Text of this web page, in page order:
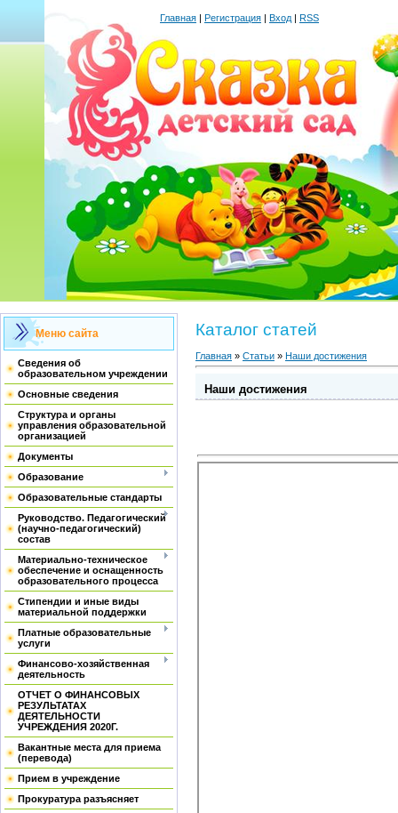
Главная | Регистрация | Вход | RSS
Меню сайта
Сведения об
образовательном учреждении
Основные сведения
Структура и органы
управления образовательной
организацией
Документы
Образование
Образовательные стандарты
Руководство. Педагогический
(научно-педагогический)
состав
Материально-техническое
обеспечение и оснащенность
образовательного процесса
Стипендии и иные виды
материальной поддержки
Платные образовательные
услуги
Финансово-хозяйственная
деятельность
ОТЧЕТ О ФИНАНСОВЫХ
РЕЗУЛЬТАТАХ
ДЕЯТЕЛЬНОСТИ
УЧРЕЖДЕНИЯ 2020Г.
Вакантные места для приема
(перевода)
Прием в учреждение
Прокуратура разъясняет
Каталог статей
Главная » Статьи » Наши достижения
Наши достижения